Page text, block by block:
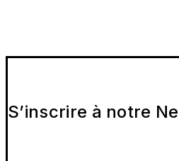
S’inscrire à notre